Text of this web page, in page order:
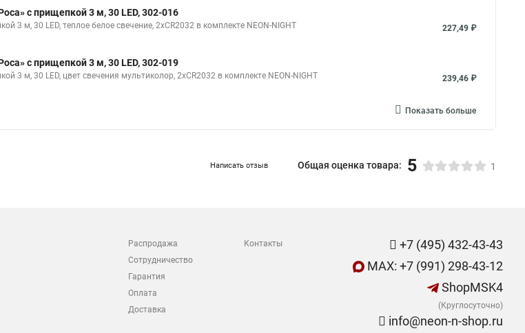
с прищепкой 3 м, 30 LED, 302-016
3 м, 30 LED, теплое белое свечение, 2хCR2032 в комплекте NEON-NIGHT 227,49 ₽
с прищепкой 3 м, 30 LED, 302-019
3 м, 30 LED, цвет свечения мультиколор, 2хCR2032 в комплекте NEON-NIGHT 239,46 ₽
Показать больше
Написать отзыв Общая оценка товара: 5 1
Распродажа
Сотрудничество
Гарантия
Оплата
Доставка
Контакты
+7 (495) 432-43-43
MAX: +7 (991) 298-43-12
ShopMSK4
(Круглосуточно)
info@neon-n-shop.ru